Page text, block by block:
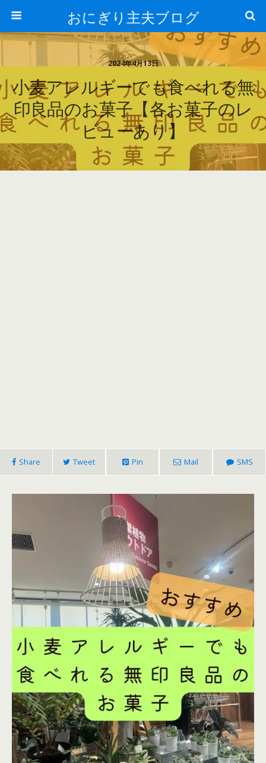
おにぎり主夫ブログ
2024年4月13日
小麦アレルギーでも食べれる無
印良品のお菓子【各お菓子のレ
ビューあり】
Share Tweet Pin Mail SMS